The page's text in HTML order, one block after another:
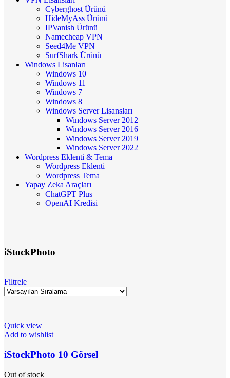
Cyberghost Ürünü
HideMyAss Ürünü
IPVanish Ürünü
Namecheap VPN
Seed4Me VPN
SurfShark Ürünü
Windows Lisanları
Windows 10
Windows 11
Windows 7
Windows 8
Windows Server Lisansları
Windows Server 2012
Windows Server 2016
Windows Server 2019
Windows Server 2022
Wordpress Eklenti & Tema
Wordpress Eklenti
Wordpress Tema
Yapay Zeka Araçları
ChatGPT Plus
OpenAI Kredisi
iStockPhoto
Filtrele
Quick view
Add to wishlist
iStockPhoto 10 Görsel
Out of stock